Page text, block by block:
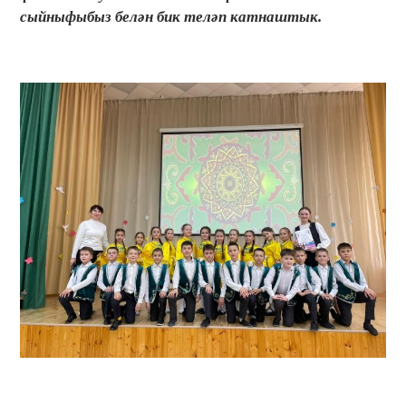
сыйныфыбыз белән бик теләп катнаштык.